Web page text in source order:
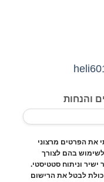
והנחות
את הפרטים מרצוני
בהם לצורך
ישיר וניתוח סטטיסטי.
לבטל את הרישום